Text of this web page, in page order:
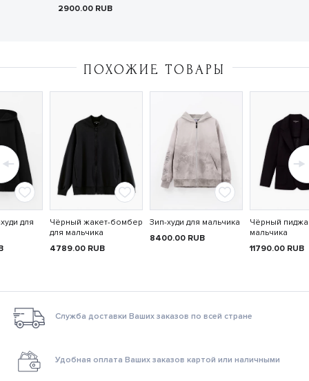
2900.00 RUB
ПОХОЖИЕ ТОВАРЫ
для
Чёрный жакет-бомбер
для мальчика
4789.00 RUB
Зип-худи для мальчика
8400.00 RUB
Чёрный
мальчика
11790.00 RUB
Служба доставки Ваших заказов по всей стране
Удобная оплата Ваших заказов картой или наличными